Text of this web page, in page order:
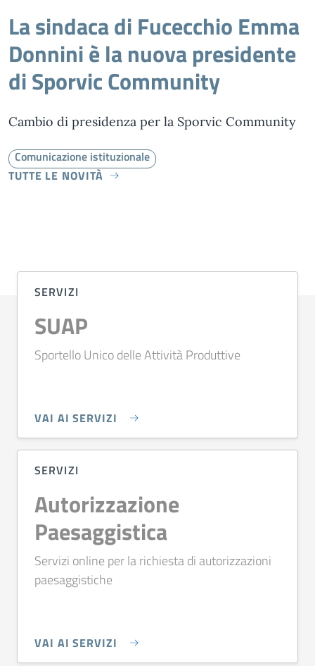
La sindaca di Fucecchio Emma
Donnini è la nuova presidente
di Sporvic Community
Cambio di presidenza per la Sporvic Community
Comunicazione istituzionale
TUTTE LE NOVITÀ
SERVIZI
SUAP
Sportello Unico delle Attività Produttive
VAI AI SERVIZI
SERVIZI
Autorizzazione
Paesaggistica
Servizi online per la richiesta di autorizzazioni
paesaggistiche
VAI AI SERVIZI